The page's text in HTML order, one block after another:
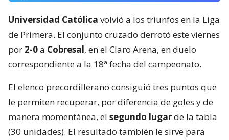
Universidad Católica volvió a los triunfos en la Liga
de Primera. El conjunto cruzado derrotó este viernes
por 2-0a Cobresal, en el Claro Arena, en duelo
correspondiente a la 18ª fecha del campeonato.
El elenco precordillerano consiguió tres puntos que
le permiten recuperar, por diferencia de goles y de
manera momentánea, el segundo lugarde la tabla
(30 unidades). El resultado también le sirve para